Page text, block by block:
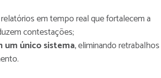
em tempo real que fortalecem a
contestações;
um único sistema, eliminando